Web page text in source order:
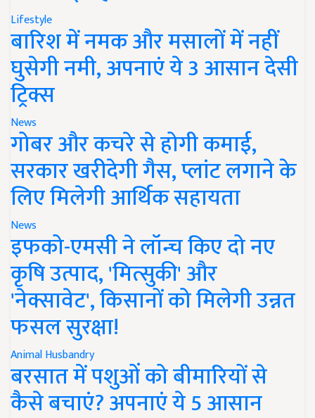
Lifestyle
बारिश में नमक और मसालों में नहीं
घुसेगी नमी, अपनाएं ये 3 आसान देसी
ट्रिक्स
News
गोबर और कचरे से होगी कमाई,
सरकार खरीदेगी गैस, प्लांट लगाने के
लिए मिलेगी आर्थिक सहायता
News
इफको-एमसी ने लॉन्च किए दो नए
कृषि उत्पाद, 'मित्सुकी' और
'नेक्सावेट', किसानों को मिलेगी उन्नत
फसल सुरक्षा!
Animal Husbandry
बरसात में पशुओं को बीमारियों से
कैसे बचाएं? अपनाएं ये 5 आसान